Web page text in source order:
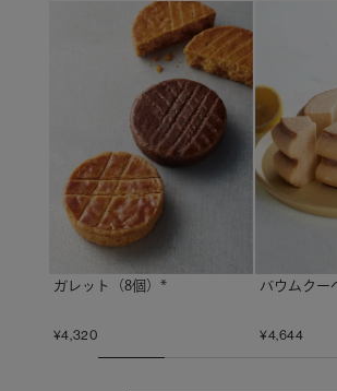
ガレット（8個）*
¥4,320
バウムクー
¥4,644